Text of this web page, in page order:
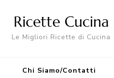
Ricette Cucina
Le Migliori Ricette di Cucina
Chi Siamo/Contatti